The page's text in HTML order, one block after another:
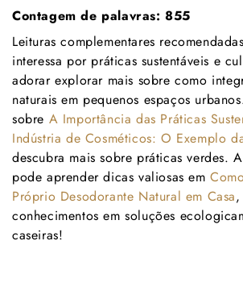
Contagem de palavras: 855
Leituras complementares
interessa por práticas sustentáveis e
adorar explorar mais sobre como
naturais em pequenos espaços
sobre A Importância das Práticas
Indústria de Cosméticos: O Exemplo
descubra mais sobre práticas verdes.
pode aprender dicas valiosas em
Próprio Desodorante Natural em Casa
conhecimentos em soluções
caseiras!